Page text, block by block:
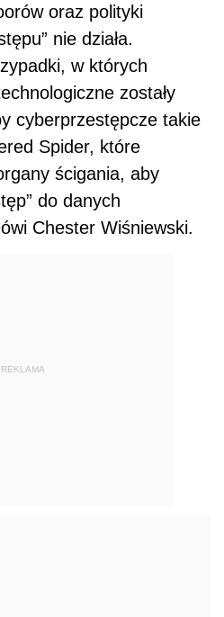
oraz polityki
nie działa.
w których
zostały
cyberprzestępcze takie
Spider, które
ścigania, aby
do danych
Chester Wiśniewski.
REKLAMA